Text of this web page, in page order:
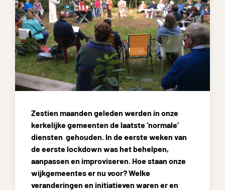
Zestien maanden geleden werden in onze
kerkelijke gemeenten de laatste ‘normale’
diensten gehouden. In de eerste weken van
de eerste lockdown was het behelpen,
aanpassen en improviseren. Hoe staan onze
wijkgemeentes er nu voor? Welke
veranderingen en initiatieven waren er en